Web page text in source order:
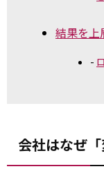
結果を上
会社はなぜ